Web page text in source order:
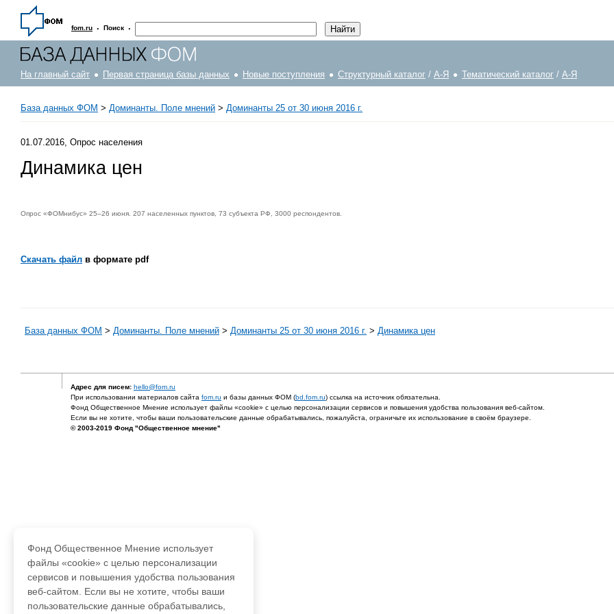
fom.ru · Поиск ·
На главный сайт Первая страница базы данных Новые поступления Структурный каталог / А-Я Тематический каталог / А-Я
База данных ФОМ > Доминанты. Поле мнений > Доминанты 25 от 30 июня 2016 г.
01.07.2016, Опрос населения
Динамика цен
Опрос «ФОМнибус» 25–26 июня. 207 населенных пунктов, 73 субъекта РФ, 3000 респондентов.
Скачать файл в формате pdf
База данных ФОМ > Доминанты. Поле мнений > Доминанты 25 от 30 июня 2016 г. > Динамика цен
Адрес для писем: hello@fom.ru
При использовании материалов сайта fom.ru и базы данных ФОМ (bd.fom.ru) ссылка на источник обязательна.
Фонд Общественное Мнение использует файлы «cookie» с целью персонализации сервисов и повышения удобства пользования веб-сайтом.
Если вы не хотите, чтобы ваши пользовательские данные обрабатывались, пожалуйста, ограничьте их использование в своём браузере.
© 2003-2019 Фонд "Общественное мнение"
Фонд Общественное Мнение использует
файлы «cookie» с целью персонализации
сервисов и повышения удобства пользования
веб-сайтом. Если вы не хотите, чтобы ваши
пользовательские данные обрабатывались,